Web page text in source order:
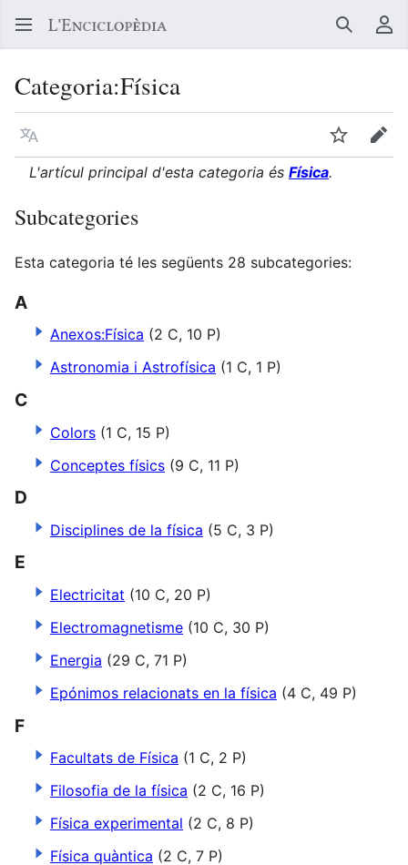
Buscar
Categoria:Física
Llegir en un atre idioma Vigilar
L'artícul principal d'esta categoria és Física.
Subcategories
Esta categoria té les següents 28 subcategories:
A
Anexos:Física (2 C, 10 P)
Astronomia i Astrofísica (1 C, 1 P)
C
Colors (1 C, 15 P)
Conceptes físics (9 C, 11 P)
D
Disciplines de la física (5 C, 3 P)
E
Electricitat (10 C, 20 P)
Electromagnetisme (10 C, 30 P)
Energia (29 C, 71 P)
Epónimos relacionats en la física (4 C, 49 P)
F
Facultats de Física (1 C, 2 P)
Filosofia de la física (2 C, 16 P)
Física experimental (2 C, 8 P)
Física quàntica (2 C, 7 P)